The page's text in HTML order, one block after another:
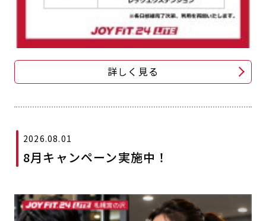
詳しく見る
2026.08.01
8月キャンペーン実施中！